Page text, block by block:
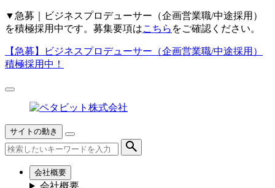
▼ 急募｜ビジネスプロデューサー（企画営業職/中途採用）
を積極採用中です。募集要項はこちら をご確認ください。
【急募】
ビジネスプロデューサー（企画営業職/中途採用）
積極採用中！
サイトの動き
会社概要
会社概要